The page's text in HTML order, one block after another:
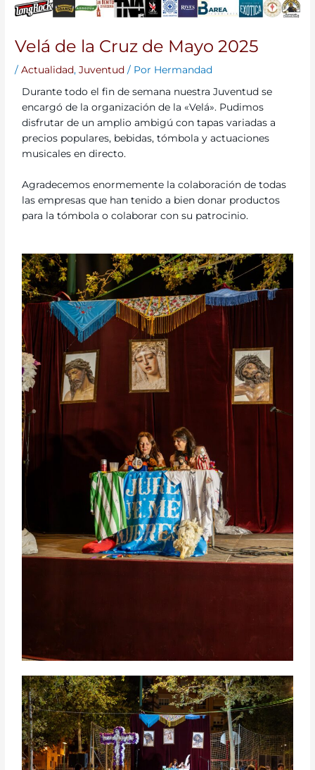
Velá de la Cruz de Mayo 2025
/Actualidad,Juventud / Por Hermandad
Durante todo el fin de semana nuestra Juventud se
encargó de la organización de la «Velá». Pudimos
disfrutar de un amplio ambigú con tapas variadas a
precios populares, bebidas, tómbola y actuaciones
musicales en directo.
Agradecemos enormemente la colaboración de todas
las empresas que han tenido a bien donar productos
para la tómbola o colaborar con su patrocinio.